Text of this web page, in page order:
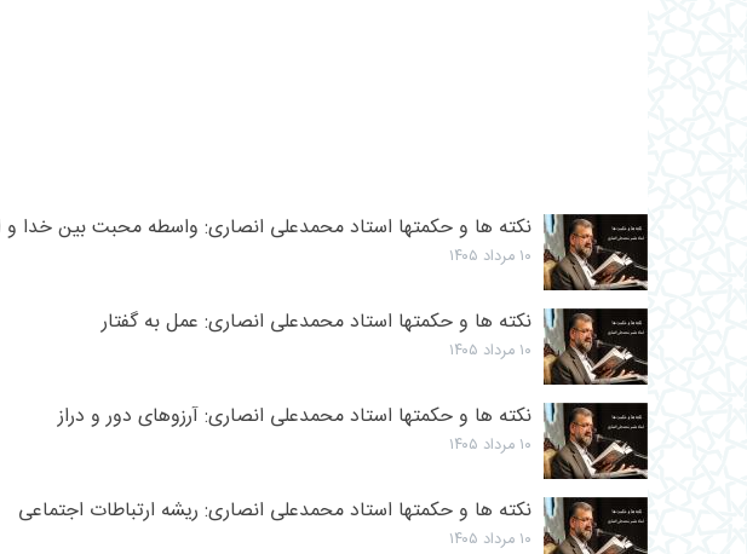
نکته ها و حکمتها استاد محمدعلی انصاری: واسطه محبت بین خدا و
۱۰ مرداد ۱۴۰۵
نکته ها و حکمتها استاد محمدعلی انصاری: عمل به گفتار
۱۰ مرداد ۱۴۰۵
نکته ها و حکمتها استاد محمدعلی انصاری: آرزوهای دور و دراز
۱۰ مرداد ۱۴۰۵
نکته ها و حکمتها استاد محمدعلی انصاری: ریشه ارتباطات اجتماعی
۱۰ مرداد ۱۴۰۵